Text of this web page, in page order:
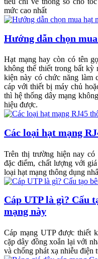
mức cao nhất
Hướng dẫn chọn
Hạt mạng hay còn có tên
không thể thiết trong bất kỳ
kiện này có chức năng làm
cáp với thiết bị máy chủ
thì hệ thống dây mạng
hiệu được.
Các loại hạt mạng
Trên thị trường hiện nay có
đặc điểm, chất lượng với
loại hạt mạng thông dụng
Cáp UTP là gì? Cấu
mạng này
Cáp mạng UTP được thiết
cặp dây đồng xoắn lại với
và chống phát xạ nhiễu điện